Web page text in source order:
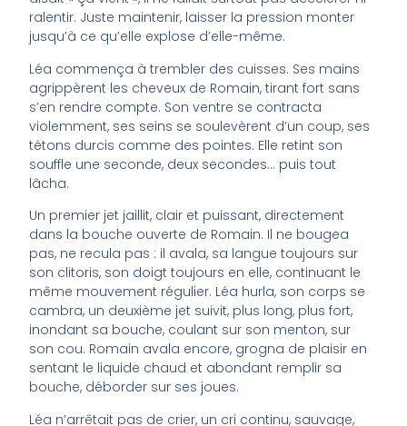
ralentir. Juste maintenir, laisser la pression monter
jusqu’à ce qu’elle explose d’elle-même.
Léa commença à trembler des cuisses. Ses mains
agrippèrent les cheveux de Romain, tirant fort sans
s’en rendre compte. Son ventre se contracta
violemment, ses seins se soulevèrent d’un coup, ses
tétons durcis comme des pointes. Elle retint son
souffle une seconde, deux secondes… puis tout
lâcha.
Un premier jet jaillit, clair et puissant, directement
dans la bouche ouverte de Romain. Il ne bougea
pas, ne recula pas : il avala, sa langue toujours sur
son clitoris, son doigt toujours en elle, continuant le
même mouvement régulier. Léa hurla, son corps se
cambra, un deuxième jet suivit, plus long, plus fort,
inondant sa bouche, coulant sur son menton, sur
son cou. Romain avala encore, grogna de plaisir en
sentant le liquide chaud et abondant remplir sa
bouche, déborder sur ses joues.
Léa n’arrêtait pas de crier, un cri continu, sauvage,